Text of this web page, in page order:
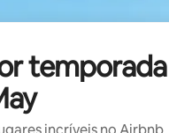
temporada